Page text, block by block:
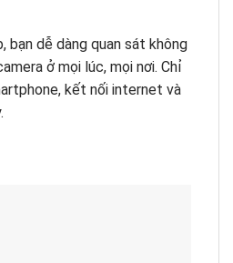
bạn dễ dàng quan sát không
ở mọi lúc, mọi nơi. Chỉ
kết nối internet và